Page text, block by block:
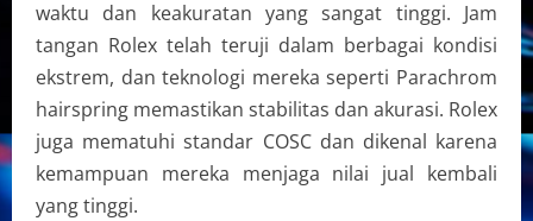
waktu dan keakuratan yang sangat tinggi. Jam
tangan Rolex telah teruji dalam berbagai kondisi
ekstrem, dan teknologi mereka seperti Parachrom
hairspring memastikan stabilitas dan akurasi. Rolex
juga mematuhi standar COSC dan dikenal karena
kemampuan mereka menjaga nilai jual kembali
yang tinggi.